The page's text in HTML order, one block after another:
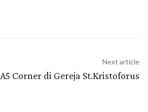
Next article
A5 Corner di Gereja St.Kristoforus